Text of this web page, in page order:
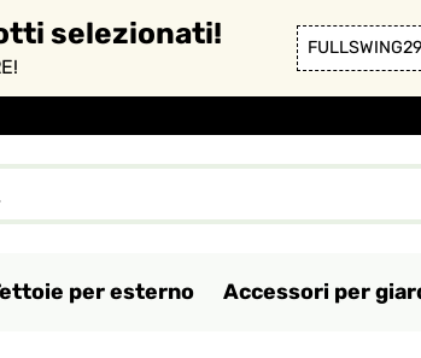
selezionati! FULLSWING29
per esterno Accessori per